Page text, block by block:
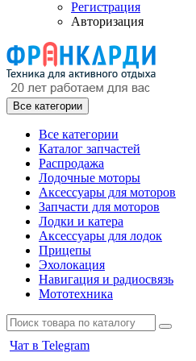
Регистрация
Авторизация
Все категории
Все категории
Каталог запчастей
Распродажа
Лодочные моторы
Аксессуары для моторов
Запчасти для моторов
Лодки и катера
Аксессуары для лодок
Прицепы
Эхолокация
Навигация и радиосвязь
Мототехника
Чат в Telegram